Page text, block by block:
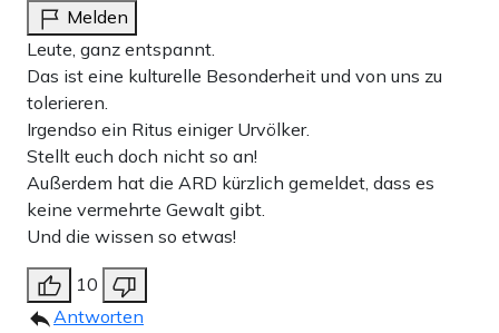
Melden
Leute, ganz entspannt.
Das ist eine kulturelle Besonderheit und von uns zu
tolerieren.
Irgendso ein Ritus einiger Urvölker.
Stellt euch doch nicht so an!
Außerdem hat die ARD kürzlich gemeldet, dass es
keine vermehrte Gewalt gibt.
Und die wissen so etwas!
10
Antworten